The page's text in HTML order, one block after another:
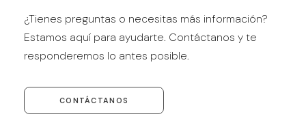
¿Tienes preguntas o necesitas más información?
Estamos aquí para ayudarte. Contáctanos y te
responderemos lo antes posible.
CONTÁCTANOS